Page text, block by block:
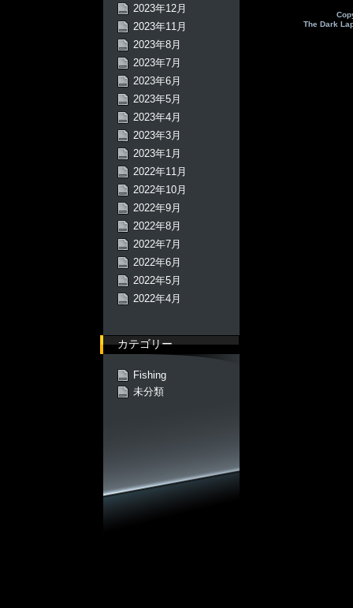
The Dark
2023年12月
2023年11月
2023年8月
2023年7月
2023年6月
2023年5月
2023年4月
2023年3月
2023年1月
2022年11月
2022年10月
2022年9月
2022年8月
2022年7月
2022年6月
2022年5月
2022年4月
カテゴリー
Fishing
未分類